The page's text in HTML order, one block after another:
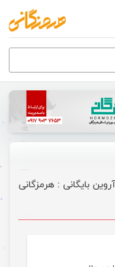
بایگانی : هرمزگانی